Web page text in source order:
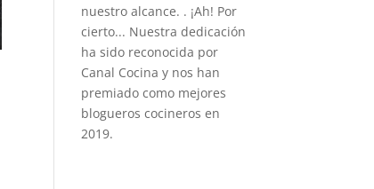
nuestro alcance. . ¡Ah! Por
cierto... Nuestra dedicación
ha sido reconocida por
Canal Cocina y nos han
premiado como mejores
blogueros cocineros en
2019.